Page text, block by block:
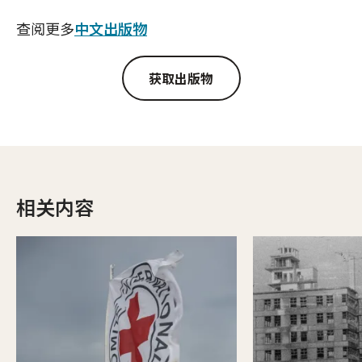
查阅更多中文出版物
获取出版物
相关内容